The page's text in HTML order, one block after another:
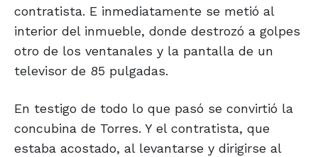
contratista. E inmediatamente se metió al
interior del inmueble, donde destrozó a golpes
otro de los ventanales y la pantalla de un
televisor de 85 pulgadas.
En testigo de todo lo que pasó se convirtió la
concubina de Torres. Y el contratista, que
estaba acostado, al levantarse y dirigirse al